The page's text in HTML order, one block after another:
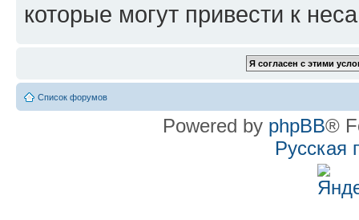
которые могут привести к
Список форумов
Powered by phpBB®
Русская